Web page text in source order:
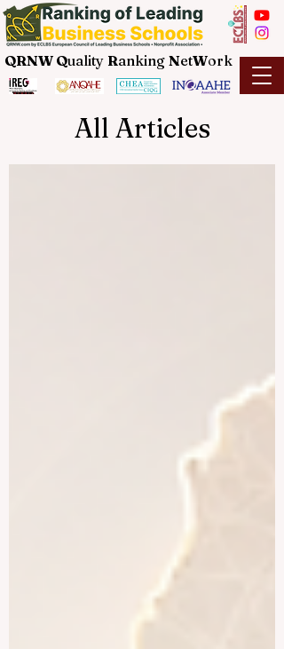
QRNW Quality Ranking NetWork
All Articles